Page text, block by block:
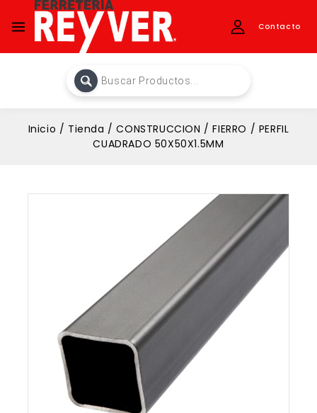
Contacto
Inicio / Tienda / CONSTRUCCION / FIERRO / PERFIL
CUADRADO 50X50X1.5MM